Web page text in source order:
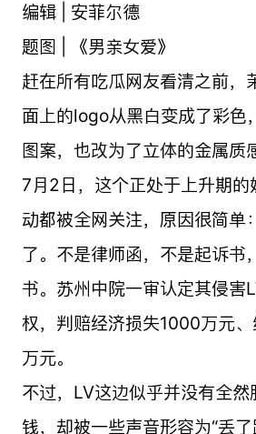
编辑 | 安菲尔德
题图 | 《男亲女爱》
赶在所有吃瓜网友看清之前，
面上的logo从黑白变成了彩色
图案，也改为了立体的金属质
7月2日，这个正处于上升期的
动都被全网关注，原因很简单
了。不是律师函，不是起诉书
书。苏州中院一审认定其侵害
权，判赔经济损失1000万元
万元。
不过，LV这边似乎并没有全
钱，却被一些声音形容为“丢